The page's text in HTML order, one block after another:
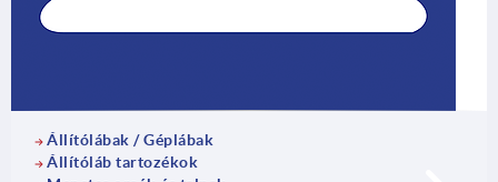
Állítólábak / Géplábak
Állítóláb tartozékok